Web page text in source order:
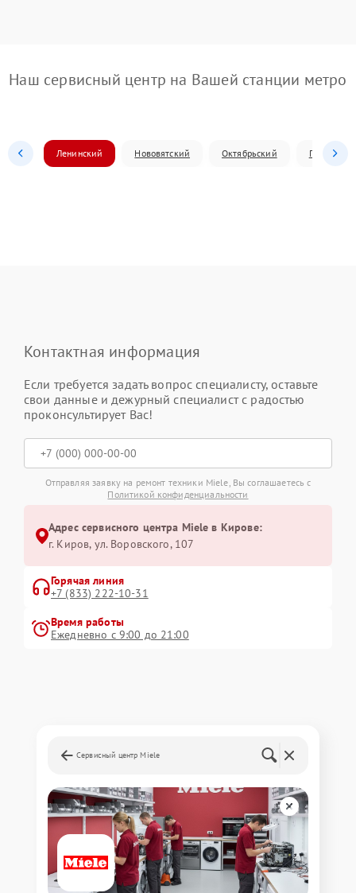
Наш сервисный центр на Вашей станции метро
Ленинский Нововятский Октябрьский
Контактная информация
Если требуется задать вопрос специалисту, оставьте
свои данные и дежурный специалист с радостью
проконсультирует Вас!
Отправляя заявку на ремонт техники Miele, Вы соглашаетесь с
Политикой конфиденциальности
Адрес сервисного центра Miele в Кирове:
г. Киров, ул. Воровского, 107
Горячая линия
+7 (833) 222-10-31
Время работы
Ежедневно с 9:00 до 21:00
Сервисный центр Miele